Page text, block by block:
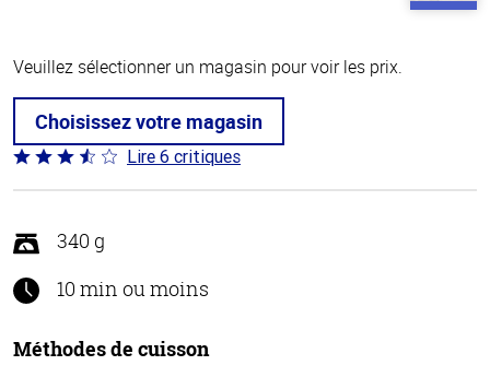
Veuillez sélectionner un magasin pour voir les prix.
Choisissez votre magasin
Coté
3.5 sur
Lire 6 critiques
340 g
10 min ou moins
Méthodes de cuisson